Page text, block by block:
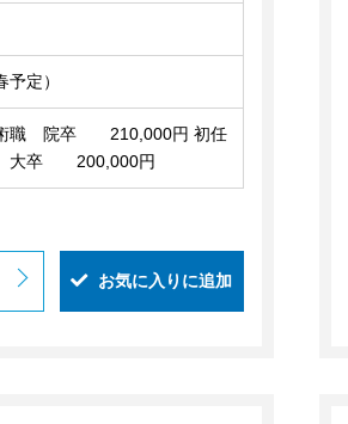
定）
職 院卒 210,000円 初任
大卒 200,000円
お気に入りに追加